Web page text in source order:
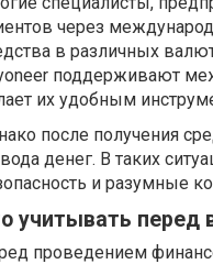
через
в различных
поддерживают
их удобным
после получения
денег. В таких
и разумные
учитывать перед
проведением